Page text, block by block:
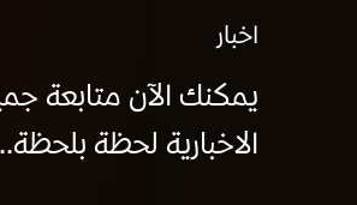
اخبار
يمكنك الآن متابعة
الاخبارية لحظة